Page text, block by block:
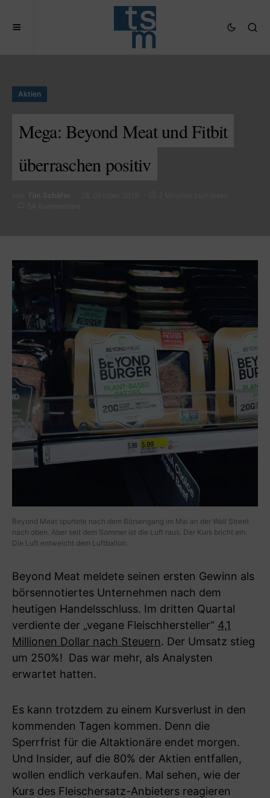
Aktien
Mega: Beyond Meat und Fitbit
überraschen positiv
Beyond Meat spurtete nach dem Börsengang im Mai an der Wall Street
nach oben. Aber seit dem Sommer ist die Luft raus. Der Kurs bricht ein.
Die Luft entweicht dem Luftballon.
Beyond Meat meldete seinen ersten Gewinn als
börsennotiertes Unternehmen nach dem
heutigen Handelsschluss. Im dritten Quartal
verdiente der „vegane Fleischhersteller“ 4,1
Millionen Dollar nach Steuern. Der Umsatz stieg
um 250%! Das war mehr, als Analysten
erwartet hatten.
Es kann trotzdem zu einem Kursverlust in den
kommenden Tagen kommen. Denn die
Sperrfrist für die Altaktionäre endet morgen.
Und Insider, auf die 80% der Aktien entfallen,
wollen endlich verkaufen. Mal sehen, wie der
Kurs des Fleischersatz-Anbieters reagieren